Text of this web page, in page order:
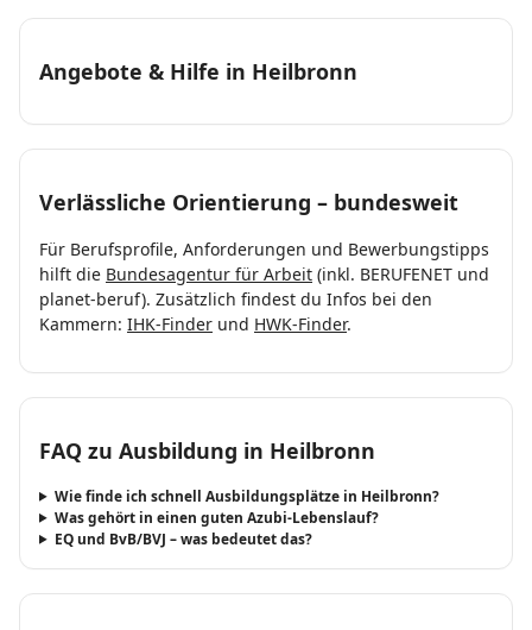
Angebote & Hilfe in Heilbronn
Verlässliche Orientierung – bundesweit
Für Berufsprofile, Anforderungen und Bewerbungstipps
hilft die Bundesagentur für Arbeit (inkl. BERUFENET und
planet-beruf). Zusätzlich findest du Infos bei den
Kammern: IHK-Finder und HWK-Finder.
FAQ zu Ausbildung in Heilbronn
Wie finde ich schnell Ausbildungsplätze in Heilbronn?
Was gehört in einen guten Azubi-Lebenslauf?
EQ und BvB/BVJ – was bedeutet das?